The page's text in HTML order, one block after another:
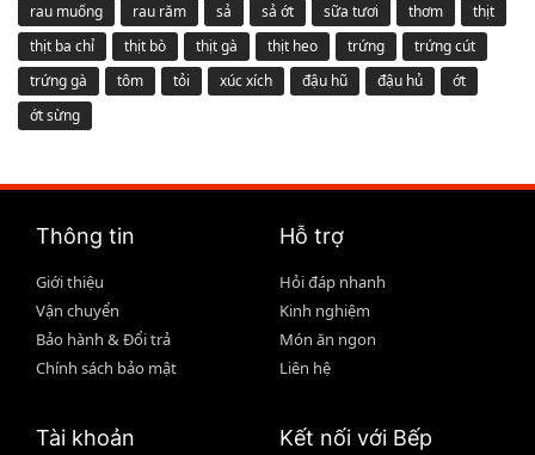
rau muống
rau răm sả sả ớt sữa tươi thơm
thịt
thịt ba chỉ
thịt bò thịt gà thịt heo trứng
trứng cút
trứng gà
tôm tỏi xúc xích đậu hũ đậu hủ
ớt
ớt sừng
Thông tin
Giới thiệu
Vận chuyển
Bảo hành & Đổi trả
Chính sách bảo mật
Hỗ trợ
Hỏi đáp nhanh
Kinh nghiệm
Món ăn ngon
Liên hệ
Tài khoản Kết nối với Bếp